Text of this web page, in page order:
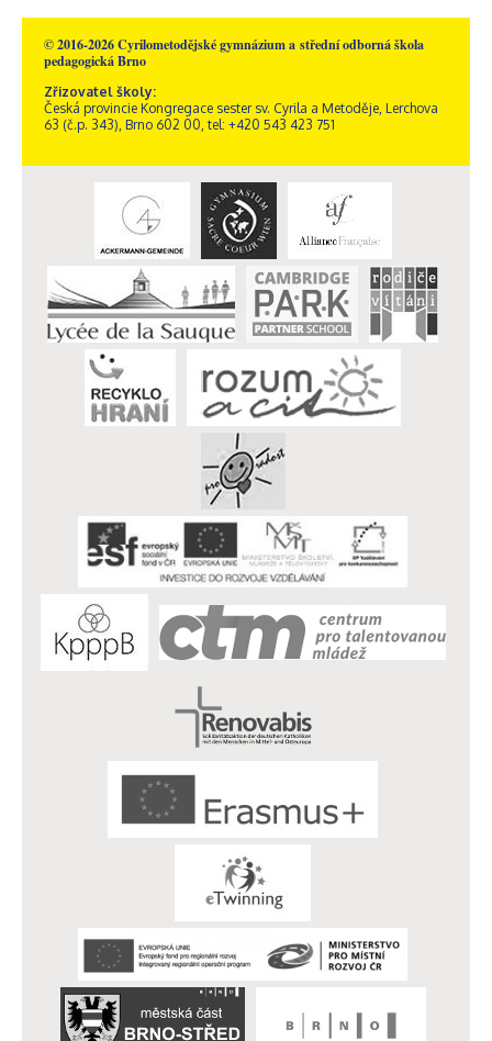
© 2016-2026 Cyrilometodějské gymnázium a střední odborná škola
pedagogická Brno
Zřizovatel školy:
Česká provincie Kongregace sester sv. Cyrila a Metoděje, Lerchova
63 (č.p. 343), Brno 602 00, tel: +420 543 423 751